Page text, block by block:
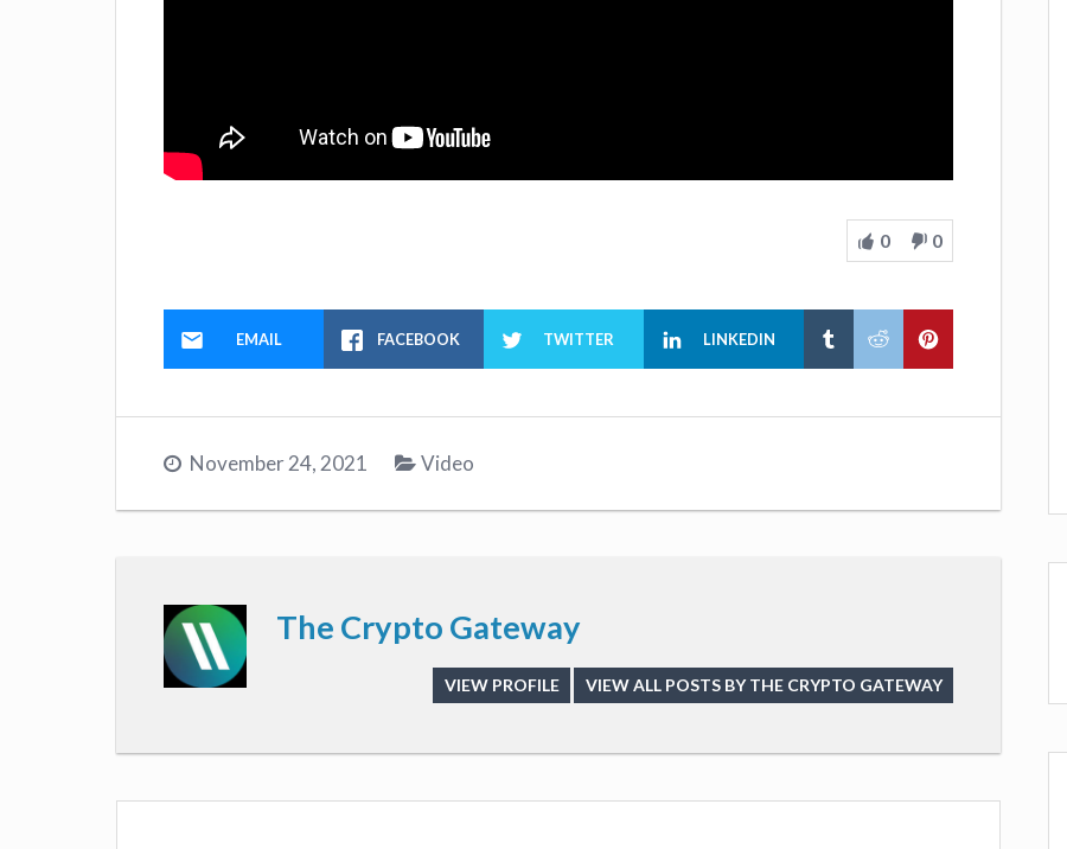
0 0
EMAIL FACEBOOK TWITTER LINKEDIN
November 24, 2021 Video
The Crypto Gateway
VIEW PROFILE VIEW ALL POSTS BY THE CRYPTO GATEWAY